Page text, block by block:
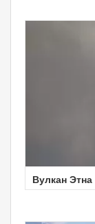
Вулкан